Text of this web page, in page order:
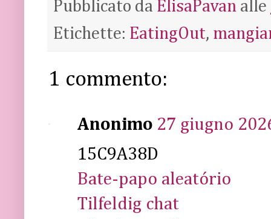
Pubblicato da ElisaPavan alle
Etichette: EatingOut,
1 commento:
Anonimo 27 giugno
15C9A38D
Bate-papo aleatório
Tilfeldig chat